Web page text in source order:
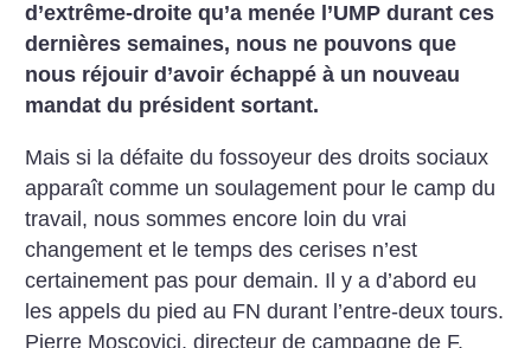
d’extrême-droite qu’a menée l’UMP durant ces
dernières semaines, nous ne pouvons que
nous réjouir d’avoir échappé à un nouveau
mandat du président sortant.
Mais si la défaite du fossoyeur des droits sociaux
apparaît comme un soulagement pour le camp du
travail, nous sommes encore loin du vrai
changement et le temps des cerises n’est
certainement pas pour demain. Il y a d’abord eu
les appels du pied au FN durant l’entre-deux tours.
Pierre Moscovici, directeur de campagne de F.